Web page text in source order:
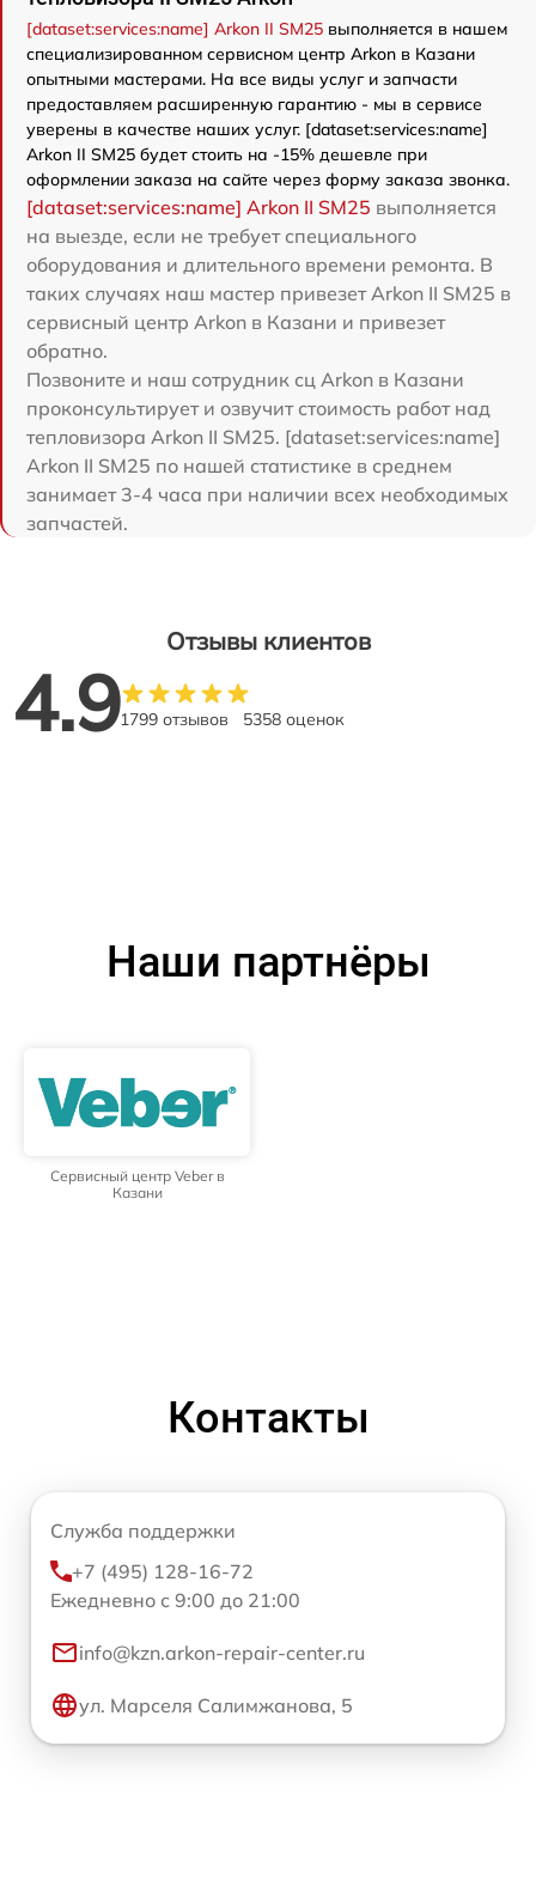
[dataset:services:name] Arkon II SM25 выполняется в нашем
специализированном сервисном центр Arkon в Казани
опытными мастерами. На все виды услуг и запчасти
предоставляем расширенную гарантию - мы в сервисе
уверены в качестве наших услуг. [dataset:services:name]
Arkon II SM25 будет стоить на -15% дешевле при
оформлении заказа на сайте через форму заказа звонка.
[dataset:services:name] Arkon II SM25 выполняется
на выезде, если не требует специального
оборудования и длительного времени ремонта. В
таких случаях наш мастер привезет Arkon II SM25 в
сервисный центр Arkon в Казани и привезет
обратно.
Позвоните и наш сотрудник сц Arkon в Казани
проконсультирует и озвучит стоимость работ над
тепловизора Arkon II SM25. [dataset:services:name]
Arkon II SM25 по нашей статистике в среднем
занимает 3-4 часа при наличии всех необходимых
запчастей.
Отзывы клиентов
4.91799 отзывов 5358 оценок
Наши партнёры
Сервисный центр Veber в
Казани
Контакты
Служба поддержки
+7 (495) 128-16-72
Ежедневно с 9:00 до 21:00
info@kzn.arkon-repair-center.ru
ул. Марселя Салимжанова, 5